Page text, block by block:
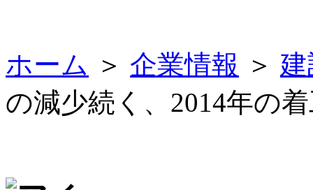
ホーム ＞ 企業情報 ＞
の減少続く、2014年の